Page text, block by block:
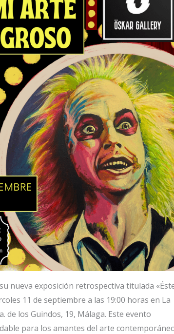
nueva exposición retrospectiva titulada
11 de septiembre a las 19:00 horas en La
de los Guindos, 19, Málaga. Este evento
para los amantes del arte